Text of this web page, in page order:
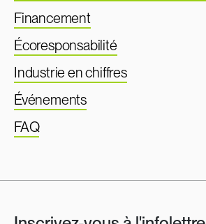
Financement
Écoresponsabilité
Industrie en chiffres
Événements
FAQ